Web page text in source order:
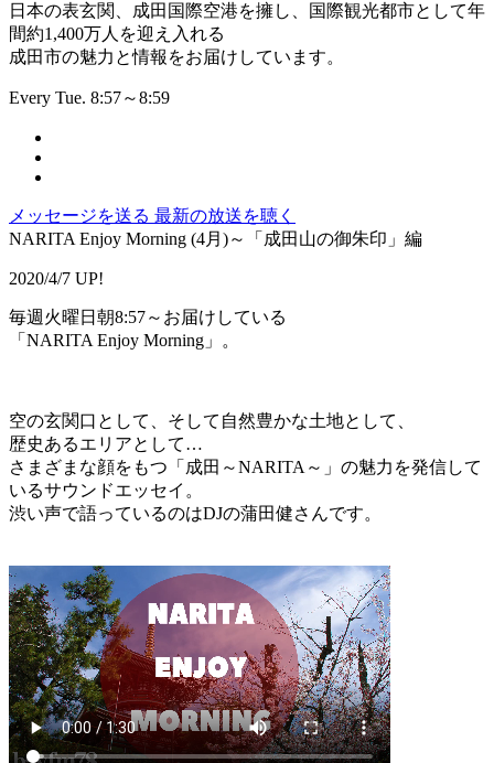
日本の表玄関、成田国際空港を擁し、国際観光都市として年
間約1,400万人を迎え入れる
成田市の魅力と情報をお届けしています。
Every Tue. 8:57～8:59
メッセージを送る 最新の放送を聴く
NARITA Enjoy Morning (4月)～「成田山の御朱印」編
2020/4/7 UP!
毎週火曜日朝8:57～お届けしている
「NARITA Enjoy Morning」。
空の玄関口として、そして自然豊かな土地として、
歴史あるエリアとして…
さまざまな顔をもつ「成田～NARITA～」の魅力を発信して
いるサウンドエッセイ。
渋い声で語っているのはDJの蒲田健さんです。